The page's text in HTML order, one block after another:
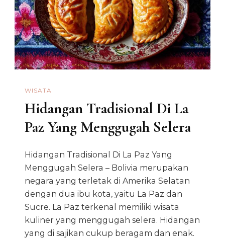
WISATA
Hidangan Tradisional Di La
Paz Yang Menggugah Selera
Hidangan Tradisional Di La Paz Yang
Menggugah Selera – Bolivia merupakan
negara yang terletak di Amerika Selatan
dengan dua ibu kota, yaitu La Paz dan
Sucre. La Paz terkenal memiliki wisata
kuliner yang menggugah selera. Hidangan
yang di sajikan cukup beragam dan enak.